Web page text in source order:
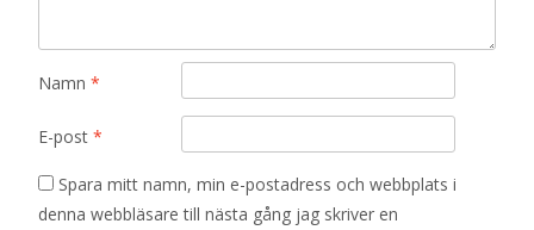
Namn *
E-post *
Spara mitt namn, min e-postadress och webbplats i
denna webbläsare till nästa gång jag skriver en